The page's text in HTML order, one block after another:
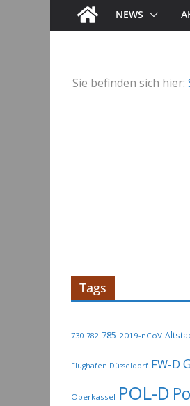
NEWS
Sie befinden sich hier:
Tags
730 782 785 2019-nCoV
Flughafen Düsseldorf FW-D
Oberkassel POL-D